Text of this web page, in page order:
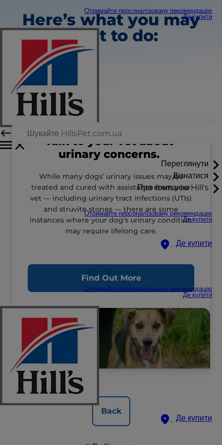
Отримайте персоналізовану рекомендацію
Де купити
Переглянути
Дізнатися
Про компанію Hill's
Отримайте персоналізовану рекомендацію
Де купити
Де купити
Отримайте персоналізовану рекомендацію
Де купити
Де купити
Here’s what you may
want to do:
Talk to your vet about
urinary concerns.
While many dogs’ urinary issues may be
treated and cured with assistance from your
vet — including urinary tract infections (UTIs)
and struvite stones — there are some
instances where your dog’s urinary condition
may require lifelong care.
Find Out More
Back